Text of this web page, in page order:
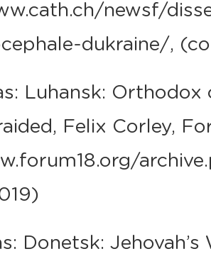
newsf/
dukraine/,
Luhansk: Orthodox
Felix Corley,
Donetsk: